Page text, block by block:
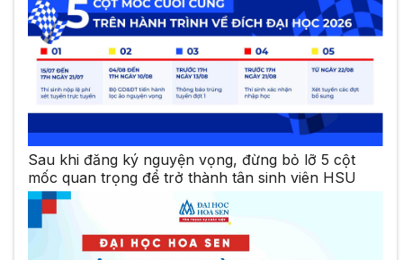
Sau khi đăng ký nguyện vọng, đừng bỏ lỡ 5 cột
mốc quan trọng để trở thành tân sinh viên HSU